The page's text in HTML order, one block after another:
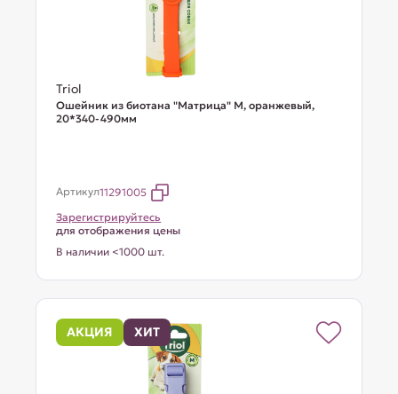
Triol
Ошейник из биотана "Матрица" M, оранжевый,
20*340-490мм
Артикул11291005
Зарегистрируйтесь
для отображения цены
В наличии <1000 шт.
АКЦИЯ ХИТ